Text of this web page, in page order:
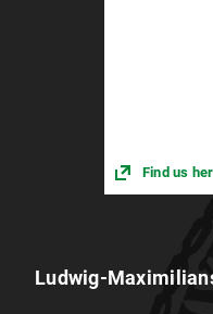
Find us
Ludwig-